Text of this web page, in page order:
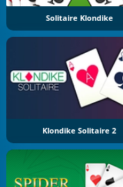
Solitaire Klondike
Klondike Solitaire 2